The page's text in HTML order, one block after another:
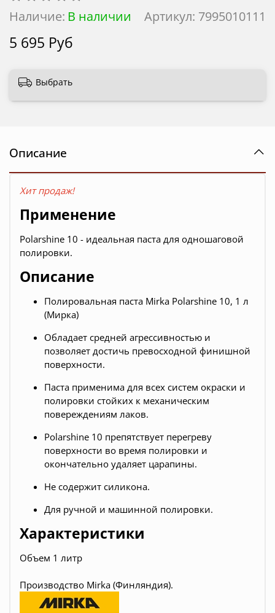
Артикул: 7995010111
Наличие: В наличии
5 695 Руб
Выбрать
Описание
Хит продаж!
Применение
Polarshine 10 - идеальная паста для одношаговой
полировки.
Описание
Полировальная паста Mirka Polarshine 10, 1 л
(Мирка)
Обладает средней агрессивностью и
позволяет достичь превосходной финишной
поверхности.
Паста применима для всех систем окраски и
полировки стойких к механическим
повереждениям лаков.
Polarshine 10 препятствует перегреву
поверхности во время полировки и
окончательно удаляет царапины.
Не содержит силикона.
Для ручной и машинной полировки.
Характеристики
Объем 1 литр
Производство Mirka (Финляндия).